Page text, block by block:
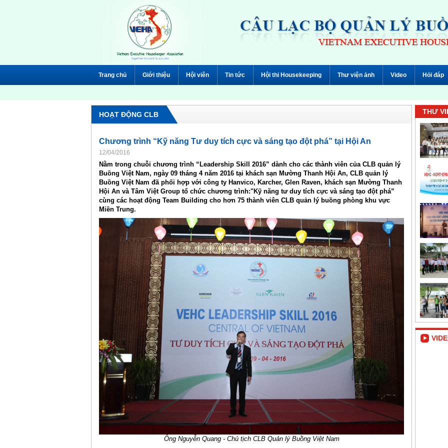
Trang chủ Giới thiệu Hội viên Tin tức Hội thi Housekeeping Thư viện ảnh Video Hỏi đáp
HOẠT ĐỘNG CLB
Chương trình “Kỹ năng Tư duy tích cực và sáng tạo đột phá” tại Hội An
12/04/2016
Nằm trong chuỗi chương trình “Leadership Skill 2016” dành cho các thành viên của CLB quản lý
Buồng Việt Nam, ngày 09 tháng 4 năm 2016 tại khách sạn Mường Thanh Hội An, CLB quản lý
Buồng Việt Nam đã phối hợp với công ty Hanvico, Karcher, Glen Raven, khách sạn Mường Thanh
Hội An và Tâm Việt Group tổ chức chương trình:"Kỹ năng tư duy tích cực và sáng tạo đột phá”
cùng các hoạt động Team Building cho hơn 75 thành viên CLB quản lý buồng phòng khu vực
Miền Trung.
Ông Nguyễn Quang - Chủ tịch CLB Quản lý Buồng Việt Nam
THƯ